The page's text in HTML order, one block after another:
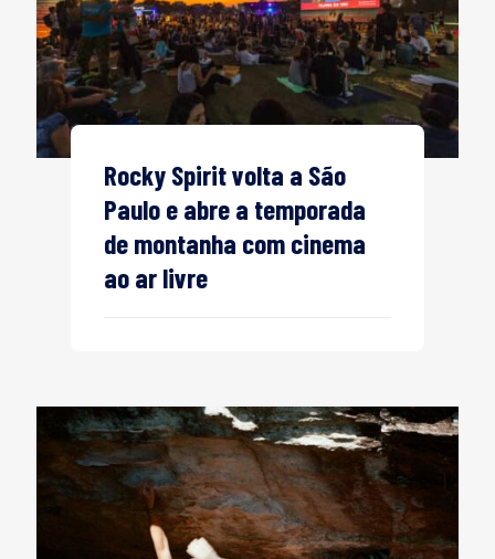
Rocky Spirit volta a São
Paulo e abre a temporada
de montanha com cinema
ao ar livre